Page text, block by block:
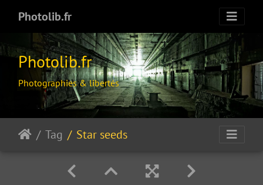
Photolib.fr
Photolib.fr
Photographies & libertés
Tag Star seeds